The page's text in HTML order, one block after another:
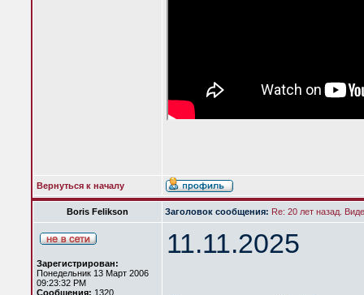
Вернуться к началу
Boris Felikson Заголовок сообщения: Re: 20 лет назад.
Зарегистрирован:
Понедельник 13 Март 2006
09:23:32 PM
Сообщения: 1320
11.11.2025